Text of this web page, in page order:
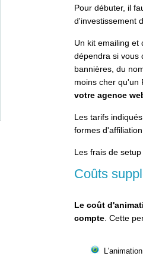
Pour débuter, il
d'investissement
Un kit emailing et
dépendra si vous
bannières, du
moins cher qu'un
votre agence
Les tarifs
formes
Les frais de
Coûts
Le coût
compte . Cette